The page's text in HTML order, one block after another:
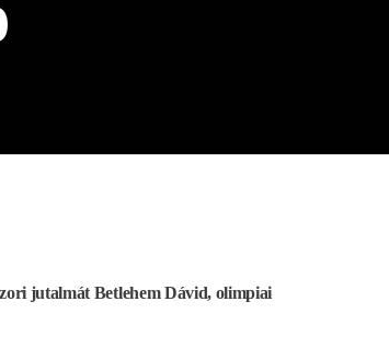
jutalmát Betlehem Dávid, olimpiai